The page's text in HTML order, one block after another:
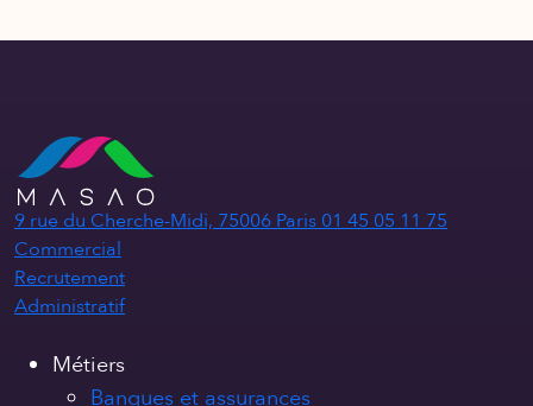
9 rue du Cherche-Midi, 75006 Paris 01 45 05 11 75
Commercial
Recrutement
Administratif
Métiers
Banques et assurances